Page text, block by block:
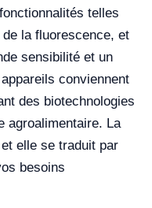
telles
la fluorescence, et
sensibilité et un
conviennent
des biotechnologies
agroalimentaire. La
elle se traduit par
besoins